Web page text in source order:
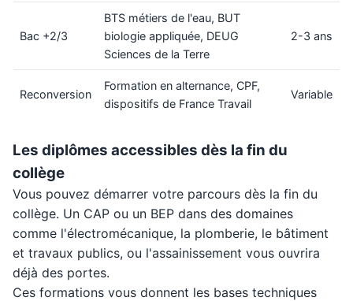
Bac +2/3
BTS métiers de l'eau, BUT
biologie appliquée, DEUG
Sciences de la Terre
2-3 ans
Reconversion
Formation en alternance, CPF,
dispositifs de France Travail
Variable
Les diplômes accessibles dès la fin du
collège
Vous pouvez démarrer votre parcours dès la fin du
collège. Un CAP ou un BEP dans des domaines
comme l'électromécanique, la plomberie, le bâtiment
et travaux publics, ou l'assainissement vous ouvrira
déjà des portes.
Ces formations vous donnent les bases techniques